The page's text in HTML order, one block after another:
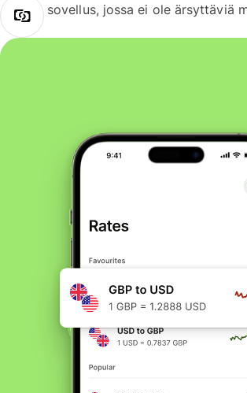
sovellus, jossa ei ole ärsyttäviä